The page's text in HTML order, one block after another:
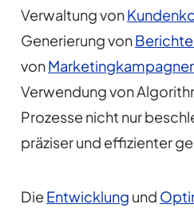
Verwaltung von
Generierung von
von
Verwendung von
Prozesse nicht nur
präziser und effizienter
DieEntwicklung und